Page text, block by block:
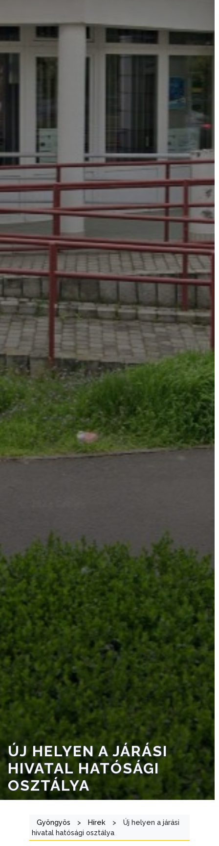
PÉNZÜGYEI
KÖLTSÉGVETÉSI
AZ
ÉPÜLŐ
VÁROS
FEJLESZTÉSEK
KÖRNYEZETVÉDELEM
TELEPÜLÉSRENDEZÉS
STRATÉGIÁK
ÉS
KONCEPCIÓK
BEJELENTŐ
ÖNKORMÁNYZAT
A
KÉPVISELŐ-
TESTÜLET
A
VÁROSRENDÉSZET
TÁJÉKOZTATÓK
ÁTLÁTHATÓSÁG
AZ
ÖNKORMÁNYZATI
CÉGEK
ÉS
INTÉZMÉNYEK
NYOMTATVÁNYOK
ÜGYINTÉZÉS
ÚJ HELYEN A JÁRÁSI
HIVATAL HATÓSÁGI
OSZTÁLYA
Gyöngyös > Hírek >
Új helyen a járási
hivatal hatósági osztálya